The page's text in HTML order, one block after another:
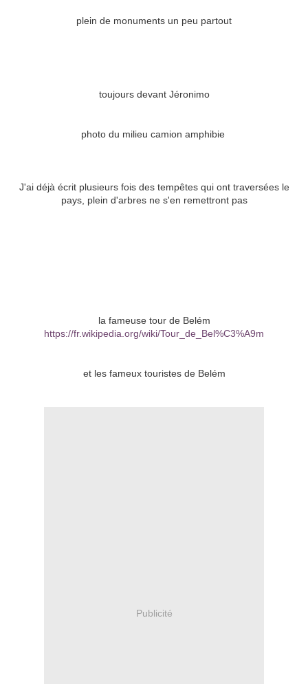
plein de monuments un peu partout
toujours devant Jéronimo
photo du milieu camion amphibie
J'ai déjà écrit plusieurs fois des tempêtes qui ont traversées le
pays, plein d'arbres ne s'en remettront pas
la fameuse tour de Belém
https://fr.wikipedia.org/wiki/Tour_de_Bel%C3%A9m
et les fameux touristes de Belém
Publicité